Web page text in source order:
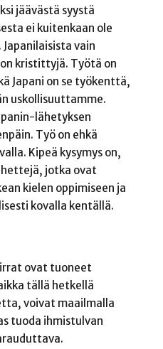
jäävästä syystä
ei kuitenkaan ole
vain
kristittyjä. Työtä on
Japani on se työkenttä,
uskollisuuttamme.
lähetyksen
Työ on ehkä
Kipeä kysymys on,
jotka ovat
kielen oppimiseen ja
kovalla kentällä.
ovat tuoneet
tällä hetkellä
voivat maailmalla
tuoda ihmistulvan